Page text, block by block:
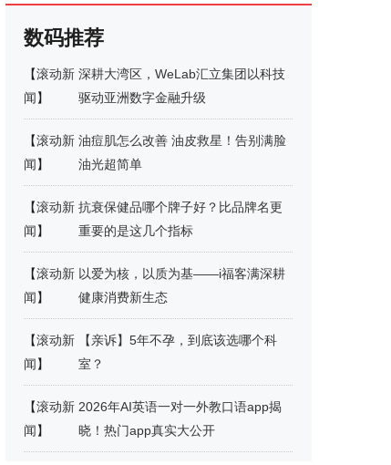
数码推荐
【滚动新
闻】
深耕大湾区，WeLab汇立集团以科技
驱动亚洲数字金融升级
【滚动新
闻】
油痘肌怎么改善 油皮救星！告别满脸
油光超简单
【滚动新
闻】
抗衰保健品哪个牌子好？比品牌名更
重要的是这几个指标
【滚动新
闻】
以爱为核，以质为基——i福客满深耕
健康消费新生态
【滚动新
闻】
【亲诉】5年不孕，到底该选哪个科
室？
【滚动新
闻】
2026年AI英语一对一外教口语app揭
晓！热门app真实大公开